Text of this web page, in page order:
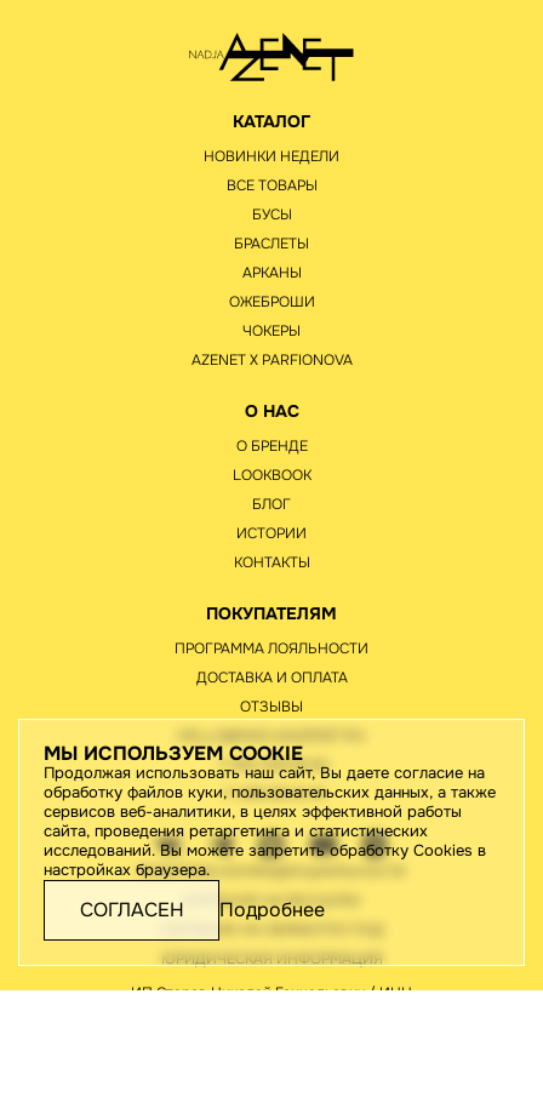
МЫ ИСПОЛЬЗУЕМ COOKIE
Продолжая использовать наш сайт, Вы даете согласие на
обработку файлов куки, пользовательских данных, а также
сервисов веб-аналитики, в целях эффективной работы
сайта, проведения ретаргетинга и статистических
исследований. Вы можете запретить обработку Cookies в
настройках браузера.
СОГЛАСЕН Подробнее
КАТАЛОГ
НОВИНКИ НЕДЕЛИ
ВСЕ ТОВАРЫ
БУСЫ
БРАСЛЕТЫ
АРКАНЫ
ОЖЕБРОШИ
ЧОКЕРЫ
AZENET Х PARFIONOVA
О НАС
О БРЕНДЕ
LOOKBOOK
БЛОГ
ИСТОРИИ
КОНТАКТЫ
ПОКУПАТЕЛЯМ
ПРОГРАММА ЛОЯЛЬНОСТИ
ДОСТАВКА И ОПЛАТА
ОТЗЫВЫ
+7 812 209 93 63
+7 495 651 61 91
ПОЛИТИКА КОНФИДЕНЦИАЛЬНОСТИ
СОГЛАСИЕ НА РАССЫЛКУ
ЮРИДИЧЕСКАЯ ИНФОРМАЦИЯ
ИП Старов Николай Геннадьевич / ИНН